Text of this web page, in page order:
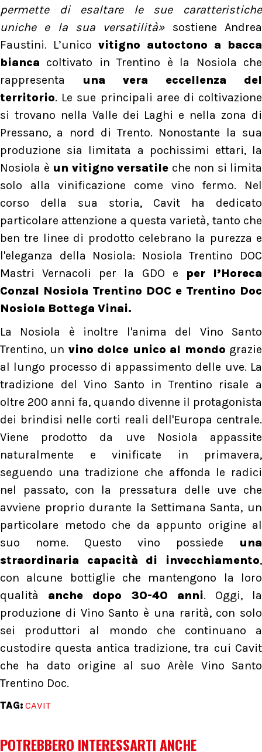
permette di esaltare le sue caratteristiche
uniche e la sua versatilità» sostiene Andrea
Faustini. L’unico vitigno autoctono a bacca
bianca coltivato in Trentino è la Nosiola che
rappresenta una vera eccellenza del
territorio. Le sue principali aree di coltivazione
si trovano nella Valle dei Laghi e nella zona di
Pressano, a nord di Trento. Nonostante la sua
produzione sia limitata a pochissimi ettari, la
Nosiola è un vitigno versatile che non si limita
solo alla vinificazione come vino fermo. Nel
corso della sua storia, Cavit ha dedicato
particolare attenzione a questa varietà, tanto che
ben tre linee di prodotto celebrano la purezza e
l'eleganza della Nosiola: Nosiola Trentino DOC
Mastri Vernacoli per la GDO e per l’Horeca
Conzal Nosiola Trentino DOC e Trentino Doc
Nosiola Bottega Vinai.
La Nosiola è inoltre l'anima del Vino Santo
Trentino, un vino dolce unico al mondo grazie
al lungo processo di appassimento delle uve. La
tradizione del Vino Santo in Trentino risale a
oltre 200 anni fa, quando divenne il protagonista
dei brindisi nelle corti reali dell'Europa centrale.
Viene prodotto da uve Nosiola appassite
naturalmente e vinificate in primavera,
seguendo una tradizione che affonda le radici
nel passato, con la pressatura delle uve che
avviene proprio durante la Settimana Santa, un
particolare metodo che da appunto origine al
suo nome. Questo vino possiede una
straordinaria capacità di invecchiamento,
con alcune bottiglie che mantengono la loro
qualità anche dopo 30-40 anni. Oggi, la
produzione di Vino Santo è una rarità, con solo
sei produttori al mondo che continuano a
custodire questa antica tradizione, tra cui Cavit
che ha dato origine al suo Arèle Vino Santo
Trentino Doc.
TAG: CAVIT
POTREBBERO INTERESSARTI ANCHE